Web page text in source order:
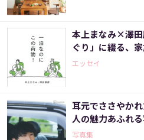
本上まなみ×澤
ぐり」に綴る、
エッセイ
耳元でささやか
人の魅力あふれ
写真集